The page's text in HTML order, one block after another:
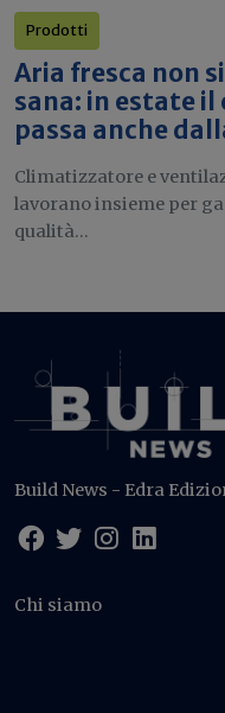
Prodotti
Aria fresca non
sana: in estate
passa anche
Climatizzatore e
lavorano insieme per
qualità...
Build News - Edra
Chi siamo